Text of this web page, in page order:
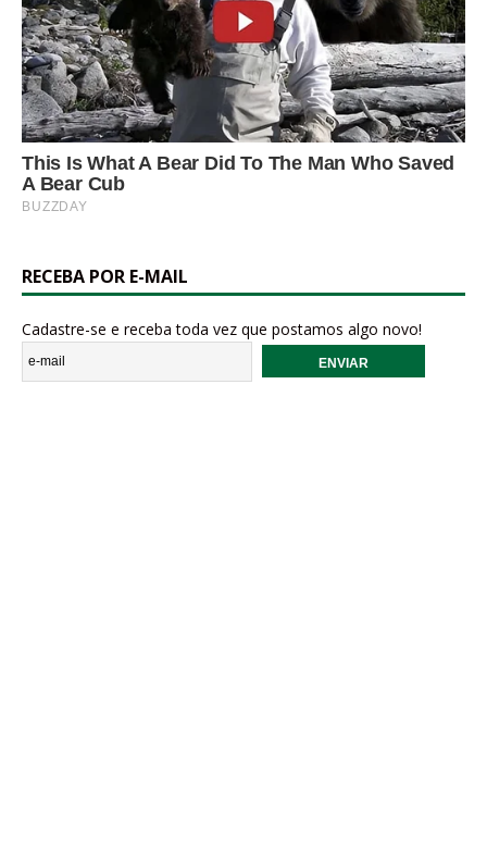
RECEBA POR E-MAIL
Cadastre-se e receba toda vez que postamos algo novo!